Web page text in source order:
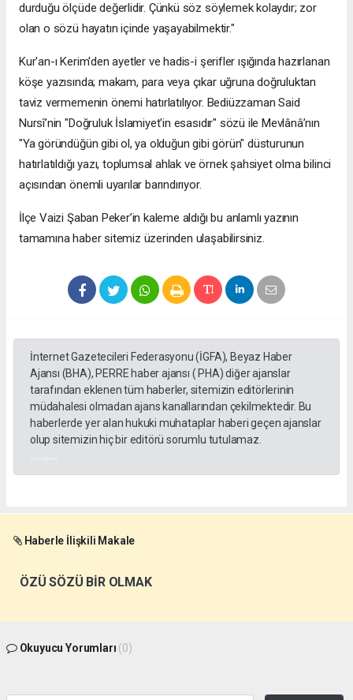
durduğu ölçüde değerlidir. Çünkü söz söylemek kolaydır; zor
olan o sözü hayatın içinde yaşayabilmektir."
​Kur'an-ı Kerim'den ayetler ve hadis-i şerifler ışığında hazırlanan
köşe yazısında; makam, para veya çıkar uğruna doğruluktan
taviz vermemenin önemi hatırlatılıyor. Bediüzzaman Said
Nursî’nin "Doğruluk İslamiyet'in esasıdır" sözü ile Mevlânâ’nın
"Ya göründüğün gibi ol, ya olduğun gibi görün" düsturunun
hatırlatıldığı yazı, toplumsal ahlak ve örnek şahsiyet olma bilinci
açısından önemli uyarılar barındırıyor.
​İlçe Vaizi Şaban Peker’in kaleme aldığı bu anlamlı yazının
tamamına haber sitemiz üzerinden ulaşabilirsiniz.
İnternet Gazetecileri Federasyonu (İGFA), Beyaz Haber
Ajansı (BHA), PERRE haber ajansı ( PHA) diğer ajanslar
tarafından eklenen tüm haberler, sitemizin editörlerinin
müdahalesi olmadan ajans kanallarından çekilmektedir. Bu
haberlerde yer alan hukuki muhataplar haberi geçen ajanslar
olup sitemizin hiç bir editörü sorumlu tutulamaz.
Haberle İlişkili Makale
ÖZÜ SÖZÜ BİR OLMAK
Okuyucu Yorumları (0)